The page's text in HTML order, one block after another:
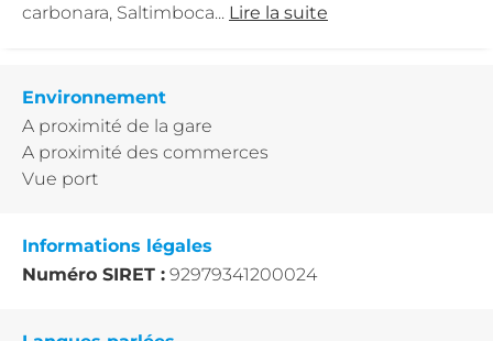
carbonara, Saltimboca... Lire la suite
Environnement
A proximité de la gare
A proximité des commerces
Vue port
Informations légales
Numéro SIRET : 92979341200024